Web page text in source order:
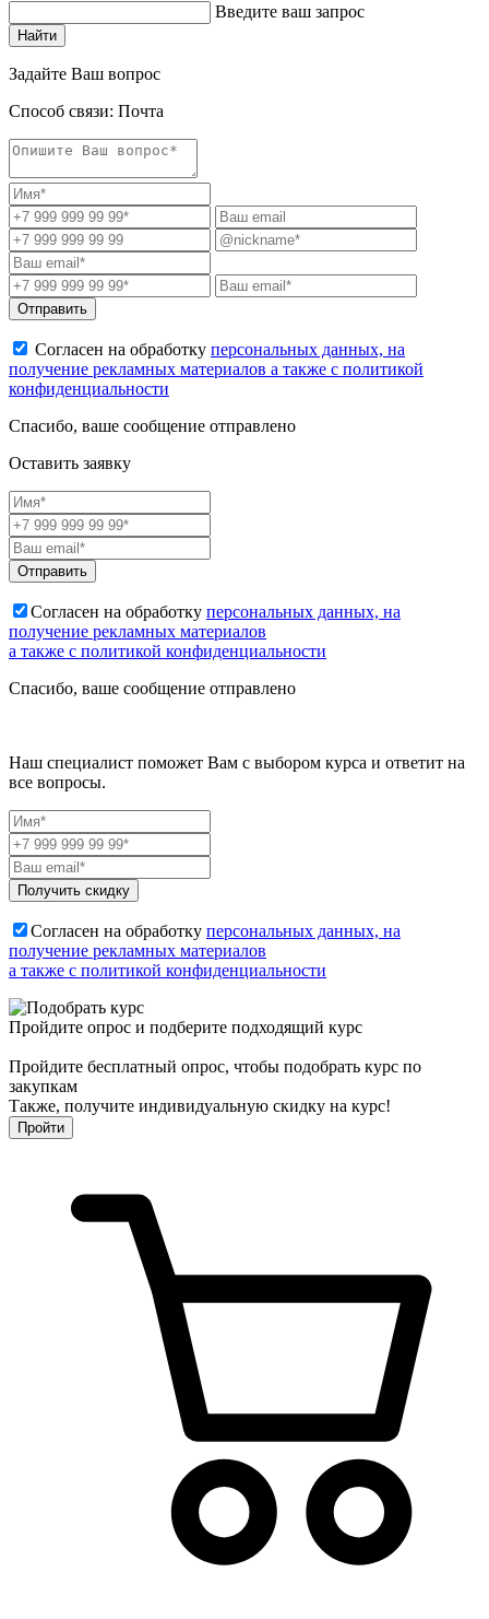
Введите ваш запрос
Найти
Задайте Ваш вопрос
Способ связи: Почта
Отправить
Согласен на обработку персональных данных, на
получение рекламных материалов а также с политикой
конфиденциальности
Спасибо, ваше сообщение отправлено
Оставить заявку
Отправить
Согласен на обработку персональных данных, на
получение рекламных материалов
а также с политикой конфиденциальности
Спасибо, ваше сообщение отправлено
Наш специалист поможет Вам с выбором курса и ответит на
все вопросы.
Получить скидку
Согласен на обработку персональных данных, на
получение рекламных материалов
а также с политикой конфиденциальности
Пройдите опрос и подберите подходящий курс
Пройдите бесплатный опрос, чтобы подобрать курс по
закупкам
Также, получите индивидуальную скидку на курс!
Пройти